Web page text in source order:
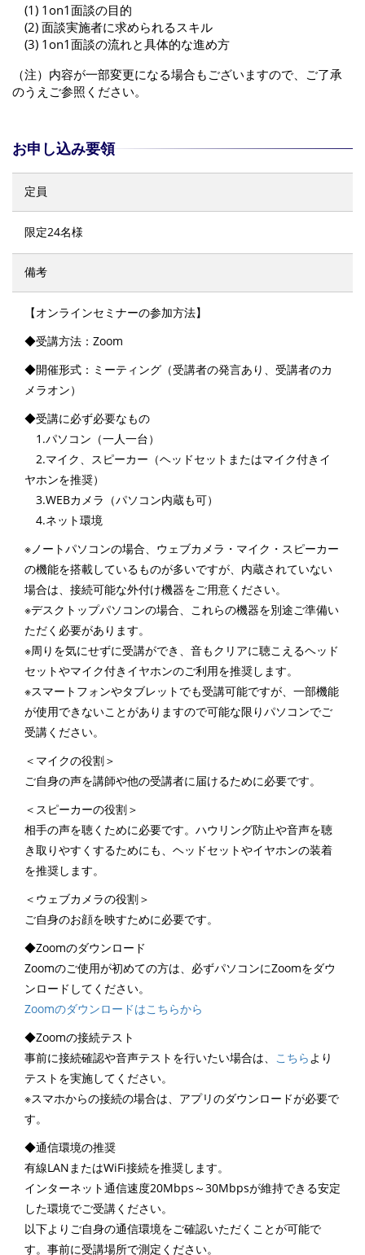
(1) 1on1面談の目的
(2) 面談実施者に求められるスキル
(3) 1on1面談の流れと具体的な進め方
（注）内容が一部変更になる場合もございますので、ご了承
のうえご参照ください。
お申し込み要領
定員
限定24名様
備考
【オンラインセミナーの参加方法】
◆受講方法：Zoom
◆開催形式：ミーティング（受講者の発言あり、受講者のカ
メラオン）
◆受講に必ず必要なもの
1.パソコン（一人一台）
2.マイク、スピーカー（ヘッドセットまたはマイク付きイ
ヤホンを推奨）
3.WEBカメラ（パソコン内蔵も可）
4.ネット環境
※ノートパソコンの場合、ウェブカメラ・マイク・スピーカー
の機能を搭載しているものが多いですが、内蔵されていない
場合は、接続可能な外付け機器をご用意ください。
※デスクトップパソコンの場合、これらの機器を別途ご準備い
ただく必要があります。
※周りを気にせずに受講ができ、音もクリアに聴こえるヘッド
セットやマイク付きイヤホンのご利用を推奨します。
※スマートフォンやタブレットでも受講可能ですが、一部機能
が使用できないことがありますので可能な限りパソコンでご
受講ください。
＜マイクの役割＞
ご自身の声を講師や他の受講者に届けるために必要です。
＜スピーカーの役割＞
相手の声を聴くために必要です。ハウリング防止や音声を聴
き取りやすくするためにも、ヘッドセットやイヤホンの装着
を推奨します。
＜ウェブカメラの役割＞
ご自身のお顔を映すために必要です。
◆Zoomのダウンロード
Zoomのご使用が初めての方は、必ずパソコンにZoomをダウ
ンロードしてください。
Zoomのダウンロードはこちらから
◆Zoomの接続テスト
事前に接続確認や音声テストを行いたい場合は、
こちら より
テストを実施してください。
※スマホからの接続の場合は、アプリのダウンロードが必要で
す。
◆通信環境の推奨
有線LANまたはWiFi接続を推奨します。
インターネット通信速度20Mbps～30Mbpsが維持できる安定
した環境でご受講ください。
以下よりご自身の通信環境をご確認いただくことが可能で
す。事前に受講場所で測定ください。